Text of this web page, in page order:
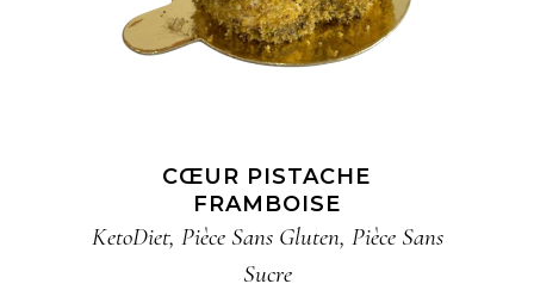
CŒUR PISTACHE
FRAMBOISE
KetoDiet, Pièce​ Sans Gluten​, Pièce​ Sans
Sucre​